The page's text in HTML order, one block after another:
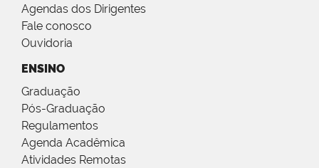
Agendas dos Dirigentes
Fale conosco
Ouvidoria
ENSINO
Graduação
Pós-Graduação
Regulamentos
Agenda Acadêmica
Atividades Remotas